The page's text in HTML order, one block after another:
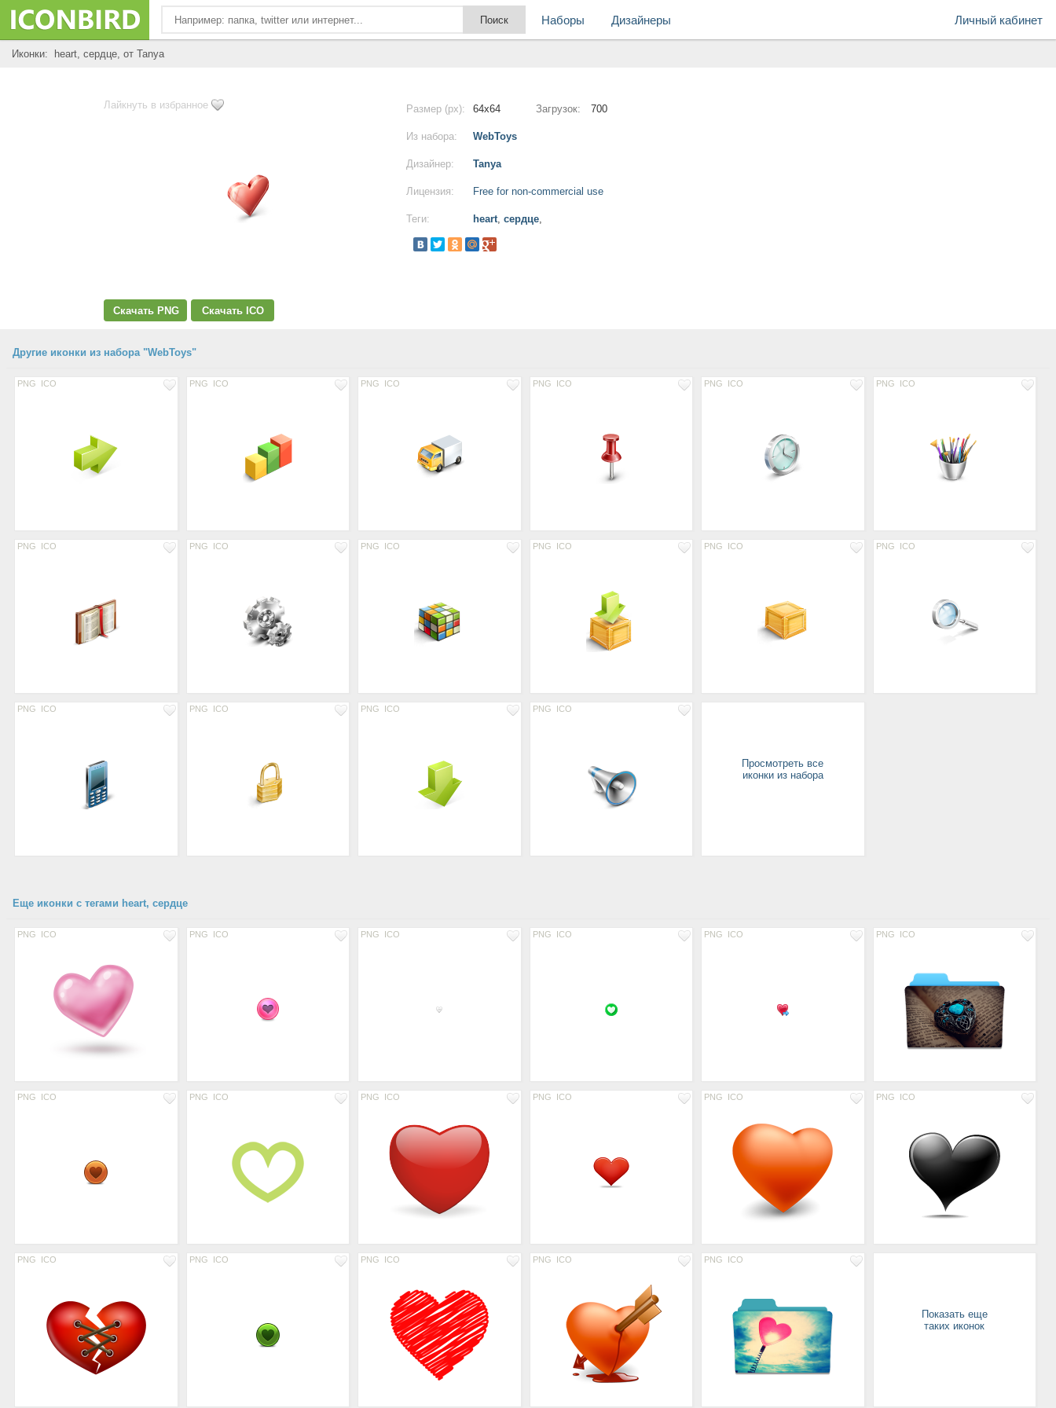
Личный кабинет
Наборы Дизайнеры
Иконки: heart, сердце, от Tanya
Лайкнуть в избранное
Скачать PNG Скачать ICO
Размер (px): 64x64 Загрузок: 700
Из набора: WebToys
Дизайнер: Tanya
Лицензия: Free for non-commercial use
Теги: heart, сердце,
Другие иконки из набора "WebToys"
PNG ICO PNG ICO PNG ICO PNG ICO PNG ICO PNG ICO
PNG ICO PNG ICO PNG ICO PNG ICO PNG ICO PNG ICO
PNG ICO PNG ICO PNG ICO PNG ICO
Просмотреть все
иконки из набора
Еще иконки с тегами heart, сердце
PNG ICO PNG ICO PNG ICO PNG ICO PNG ICO PNG ICO
PNG ICO PNG ICO PNG ICO PNG ICO PNG ICO PNG ICO
PNG ICO PNG ICO PNG ICO PNG ICO PNG ICO
Показать еще
таких иконок